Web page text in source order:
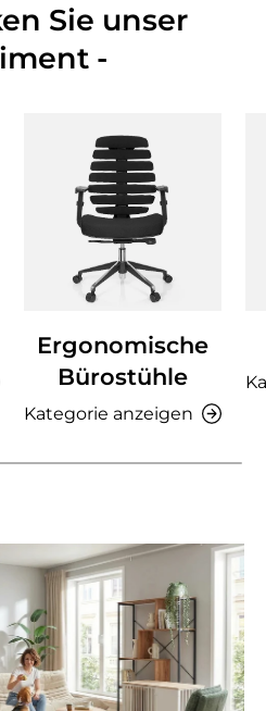
Sie unser
-
Ergonomische
Bürostühle
Kategorie anzeigen
anzeigen - AMIO H -
anzeigen - Sitzolo 2